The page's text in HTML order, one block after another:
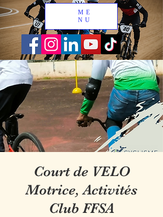
ME
NU
Court de VELO
Motrice, Activités
Club FFSA